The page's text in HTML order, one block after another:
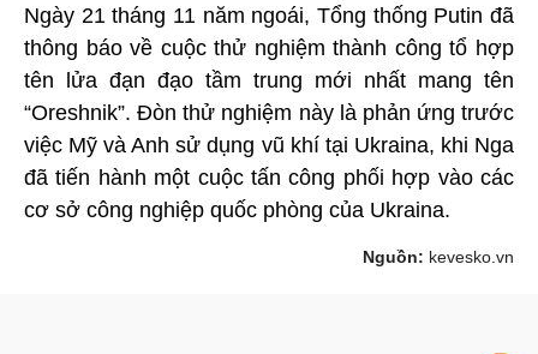
Ngày 21 tháng 11 năm ngoái, Tổng thống Putin đã
thông báo về cuộc thử nghiệm thành công tổ hợp
tên lửa đạn đạo tầm trung mới nhất mang tên
“Oreshnik”. Đòn thử nghiệm này là phản ứng trước
việc Mỹ và Anh sử dụng vũ khí tại Ukraina, khi Nga
đã tiến hành một cuộc tấn công phối hợp vào các
cơ sở công nghiệp quốc phòng của Ukraina.
Nguồn: kevesko.vn